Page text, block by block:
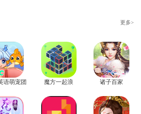
更多>
语萌宠团 魔方一起浪 诸子百家